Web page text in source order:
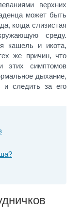
верхних
может быть
когда слизистая
среду.
кашель и икота,
же причин, что
этих симптомов
дыхание,
и следить за его